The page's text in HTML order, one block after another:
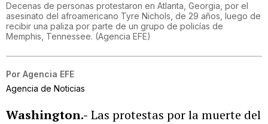
Decenas de personas protestaron en Atlanta, Georgia, por el
asesinato del afroamericano Tyre Nichols, de 29 años, luego de
recibir una paliza por parte de un grupo de policías de
Memphis, Tennessee. (Agencia EFE)
Por Agencia EFE
Agencia de Noticias
Washington.- Las protestas por la muerte del